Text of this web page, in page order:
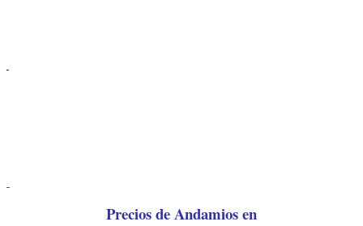
Precios de Andamios en